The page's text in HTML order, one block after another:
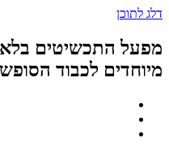
דלג לתוכן
מפעל התכשיטים
מיוחדים לכבוד